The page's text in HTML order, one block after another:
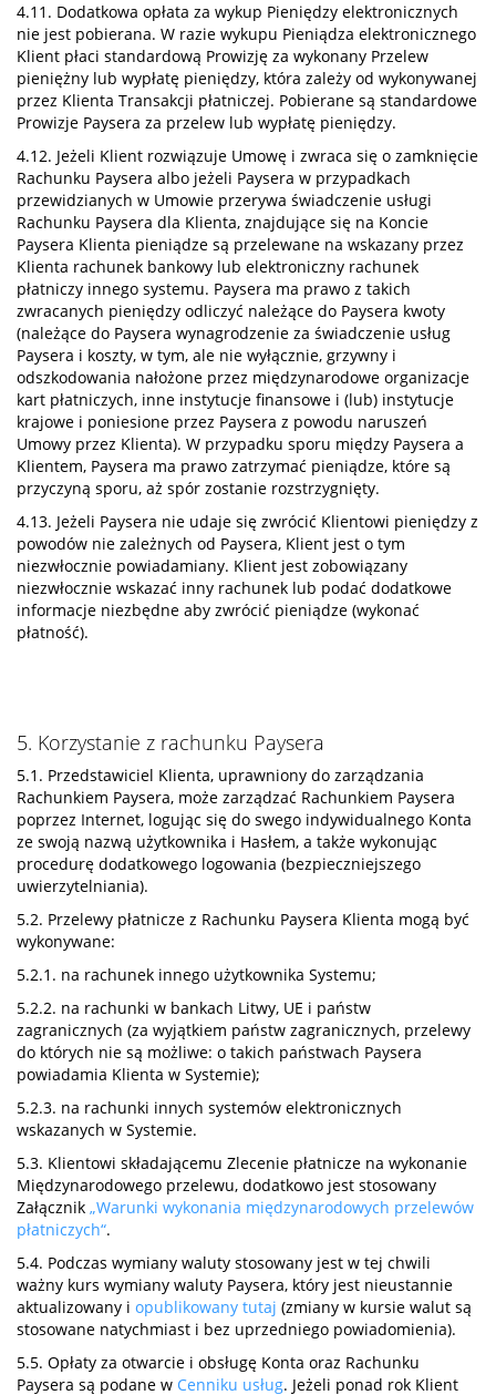
4.11. Dodatkowa opłata za wykup Pieniędzy elektronicznych
nie jest pobierana. W razie wykupu Pieniądza elektronicznego
Klient płaci standardową Prowizję za wykonany Przelew
pieniężny lub wypłatę pieniędzy, która zależy od wykonywanej
przez Klienta Transakcji płatniczej. Pobierane są standardowe
Prowizje Paysera za przelew lub wypłatę pieniędzy.
4.12. Jeżeli Klient rozwiązuje Umowę i zwraca się o zamknięcie
Rachunku Paysera albo jeżeli Paysera w przypadkach
przewidzianych w Umowie przerywa świadczenie usługi
Rachunku Paysera dla Klienta, znajdujące się na Koncie
Paysera Klienta pieniądze są przelewane na wskazany przez
Klienta rachunek bankowy lub elektroniczny rachunek
płatniczy innego systemu. Paysera ma prawo z takich
zwracanych pieniędzy odliczyć należące do Paysera kwoty
(należące do Paysera wynagrodzenie za świadczenie usług
Paysera i koszty, w tym, ale nie wyłącznie, grzywny i
odszkodowania nałożone przez międzynarodowe organizacje
kart płatniczych, inne instytucje finansowe i (lub) instytucje
krajowe i poniesione przez Paysera z powodu naruszeń
Umowy przez Klienta). W przypadku sporu między Paysera a
Klientem, Paysera ma prawo zatrzymać pieniądze, które są
przyczyną sporu, aż spór zostanie rozstrzygnięty.
4.13. Jeżeli Paysera nie udaje się zwrócić Klientowi pieniędzy z
powodów nie zależnych od Paysera, Klient jest o tym
niezwłocznie powiadamiany. Klient jest zobowiązany
niezwłocznie wskazać inny rachunek lub podać dodatkowe
informacje niezbędne aby zwrócić pieniądze (wykonać
płatność).
5. Korzystanie z rachunku Paysera
5.1. Przedstawiciel Klienta, uprawniony do zarządzania
Rachunkiem Paysera, może zarządzać Rachunkiem Paysera
poprzez Internet, logując się do swego indywidualnego Konta
ze swoją nazwą użytkownika i Hasłem, a także wykonując
procedurę dodatkowego logowania (bezpieczniejszego
uwierzytelniania).
5.2. Przelewy płatnicze z Rachunku Paysera Klienta mogą być
wykonywane:
5.2.1. na rachunek innego użytkownika Systemu;
5.2.2. na rachunki w bankach Litwy, UE i państw
zagranicznych (za wyjątkiem państw zagranicznych, przelewy
do których nie są możliwe: o takich państwach Paysera
powiadamia Klienta w Systemie);
5.2.3. na rachunki innych systemów elektronicznych
wskazanych w Systemie.
5.3. Klientowi składającemu Zlecenie płatnicze na wykonanie
Międzynarodowego przelewu, dodatkowo jest stosowany
Załącznik „Warunki wykonania międzynarodowych przelewów
płatniczych“.
5.4. Podczas wymiany waluty stosowany jest w tej chwili
ważny kurs wymiany waluty Paysera, który jest nieustannie
aktualizowany i opublikowany tutaj (zmiany w kursie walut są
stosowane natychmiast i bez uprzedniego powiadomienia).
5.5. Opłaty za otwarcie i obsługę Konta oraz Rachunku
Paysera są podane w Cenniku usług. Jeżeli ponad rok Klient